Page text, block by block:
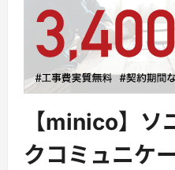
【minico】ソ
クコミュニケ